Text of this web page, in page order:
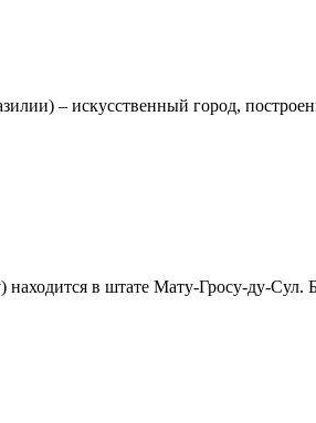
– искусственный город,
находится в штате Мату-Гросу-ду-Сул.